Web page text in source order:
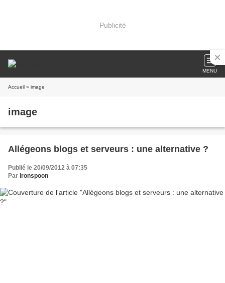
Publicité
MENU
Accueil » image
image
Allégeons blogs et serveurs : une alternative ?
Publié le 20/09/2012 à 07:35
Par ironspoon